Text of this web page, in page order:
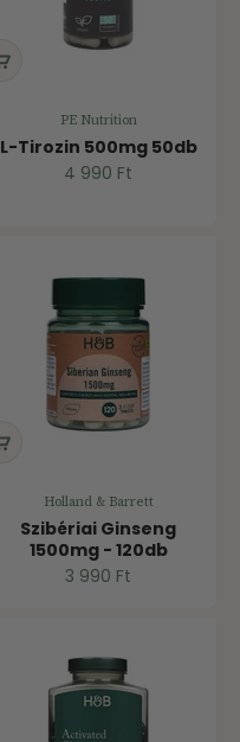
PE Nutrition
L-Tirozin 500mg 50db
Ár
4 990 Ft
Holland & Barrett
Szibériai Ginseng
1500mg - 120db
Ár
3 990 Ft